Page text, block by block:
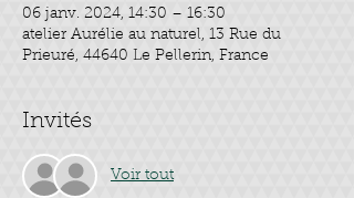
06 janv. 2024, 14:30 – 16:30
atelier Aurélie au naturel, 13 Rue du
Prieuré, 44640 Le Pellerin, France
Invités
Voir tout